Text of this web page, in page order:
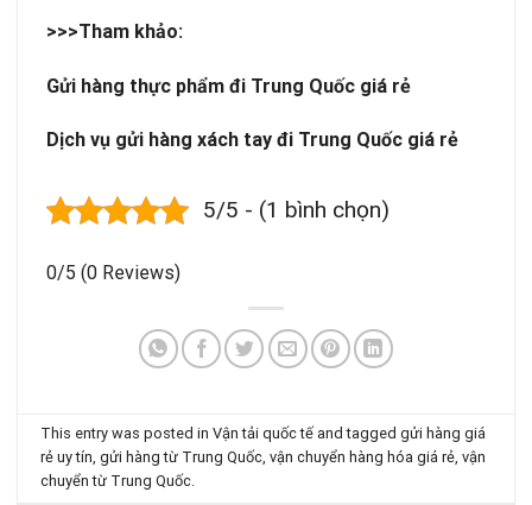
>>>Tham khảo:
Gửi hàng thực phẩm đi Trung Quốc giá rẻ
Dịch vụ gửi hàng xách tay đi Trung Quốc giá rẻ
5/5 - (1 bình chọn)
0/5 (0 Reviews)
This entry was posted inVận tải quốc tế and taggedgửi hàng giá
rẻ uy tín,gửi hàng từ Trung Quốc,vận chuyển hàng hóa giá rẻ,vận
chuyển từ Trung Quốc.